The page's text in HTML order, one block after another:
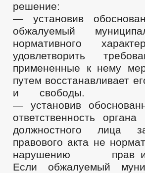
решение:
— установив
обжалуемый
нормативного
удовлетворить
примененные к нему
путем
и свободы.
— установив
ответственность
должностного лица
правового акта не
нарушению прав
Если обжалуемый